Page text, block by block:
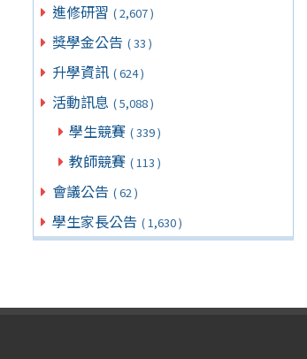
進修研習 ( 2,607 )
獎學金公告 ( 33 )
升學資訊 ( 624 )
活動訊息 ( 5,088 )
學生競賽 ( 339 )
教師競賽 ( 113 )
會議公告 ( 62 )
學生家長公告 ( 1,630 )